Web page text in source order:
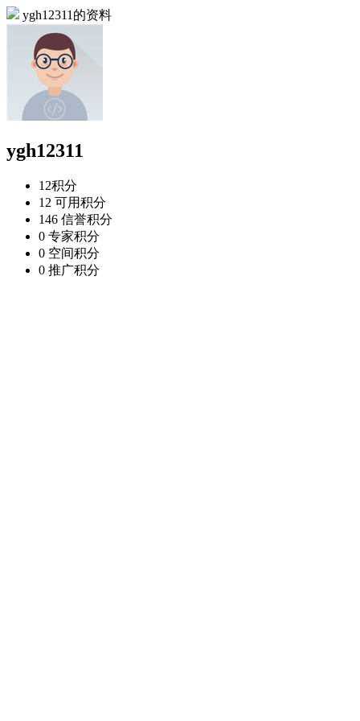
ygh12311的资料
ygh12311
12积分
12 可用积分
146 信誉积分
0 专家积分
0 空间积分
0 推广积分